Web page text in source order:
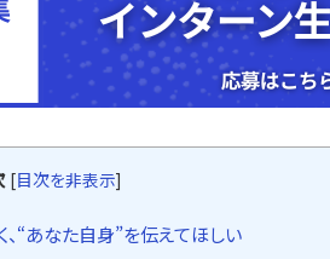
[目次を非表示]
“あなた自身”を伝えてほしい